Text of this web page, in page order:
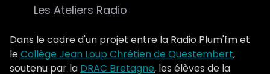
Les Ateliers Radio
Dans le cadre d'un projet entre la Radio Plum'fm et
leCollège Jean Loup Chrétien de Questembert,
soutenu par la DRAC Bretagne, les élèves de la